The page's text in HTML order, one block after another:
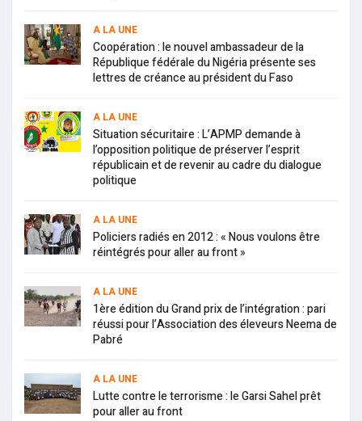
A LA UNE
Coopération : le nouvel ambassadeur de la
République fédérale du Nigéria présente ses
lettres de créance au président du Faso
A LA UNE
Situation sécuritaire : L’APMP demande à
l’opposition politique de préserver l’esprit
républicain et de revenir au cadre du dialogue
politique
A LA UNE
Policiers radiés en 2012 : « Nous voulons être
réintégrés pour aller au front »
A LA UNE
1ère édition du Grand prix de l’intégration : pari
réussi pour l’Association des éleveurs Neema de
Pabré
A LA UNE
Lutte contre le terrorisme : le Garsi Sahel prêt
pour aller au front